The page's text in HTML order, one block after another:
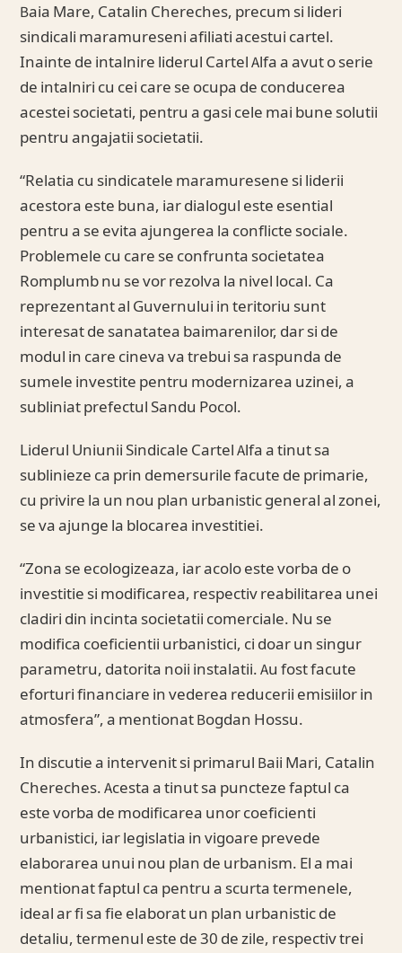
Baia Mare, Catalin Chereches, precum si lideri
sindicali maramureseni afiliati acestui cartel.
Inainte de intalnire liderul Cartel Alfa a avut o serie
de intalniri cu cei care se ocupa de conducerea
acestei societati, pentru a gasi cele mai bune solutii
pentru angajatii societatii.
“Relatia cu sindicatele maramuresene si liderii
acestora este buna, iar dialogul este esential
pentru a se evita ajungerea la conflicte sociale.
Problemele cu care se confrunta societatea
Romplumb nu se vor rezolva la nivel local. Ca
reprezentant al Guvernului in teritoriu sunt
interesat de sanatatea baimarenilor, dar si de
modul in care cineva va trebui sa raspunda de
sumele investite pentru modernizarea uzinei, a
subliniat prefectul Sandu Pocol.
Liderul Uniunii Sindicale Cartel Alfa a tinut sa
sublinieze ca prin demersurile facute de primarie,
cu privire la un nou plan urbanistic general al zonei,
se va ajunge la blocarea investitiei.
“Zona se ecologizeaza, iar acolo este vorba de o
investitie si modificarea, respectiv reabilitarea unei
cladiri din incinta societatii comerciale. Nu se
modifica coeficientii urbanistici, ci doar un singur
parametru, datorita noii instalatii. Au fost facute
eforturi financiare in vederea reducerii emisiilor in
atmosfera”, a mentionat Bogdan Hossu.
In discutie a intervenit si primarul Baii Mari, Catalin
Chereches. Acesta a tinut sa puncteze faptul ca
este vorba de modificarea unor coeficienti
urbanistici, iar legislatia in vigoare prevede
elaborarea unui nou plan de urbanism. El a mai
mentionat faptul ca pentru a scurta termenele,
ideal ar fi sa fie elaborat un plan urbanistic de
detaliu, termenul este de 30 de zile, respectiv trei